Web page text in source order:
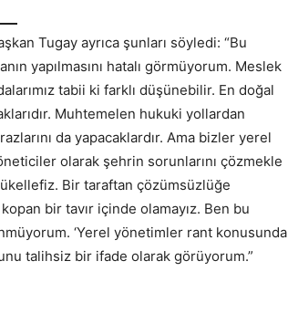
Tugay ayrıca şunları söyledi: “Bu
yapılmasını hatalı görmüyorum. Meslek
tabii ki farklı düşünebilir. En doğal
Muhtemelen hukuki yollardan
da yapacaklardır. Ama bizler yerel
olarak şehrin sorunlarını çözmekle
Bir taraftan çözümsüzlüğe
bir tavır içinde olamayız. Ben bu
‘Yerel yönetimler rant konusunda
talihsiz bir ifade olarak görüyorum.”